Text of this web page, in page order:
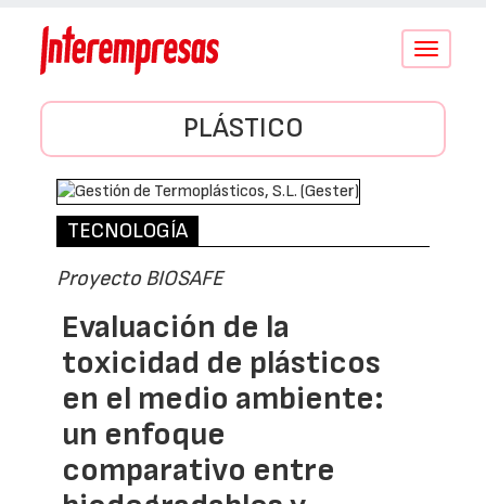
Conmutar
PLÁSTICO
TECNOLOGÍA
Proyecto BIOSAFE
Evaluación de la
toxicidad de plásticos
en el medio ambiente:
un enfoque
comparativo entre